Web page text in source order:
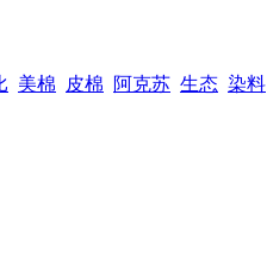
美棉 皮棉 阿克苏 生态 染料